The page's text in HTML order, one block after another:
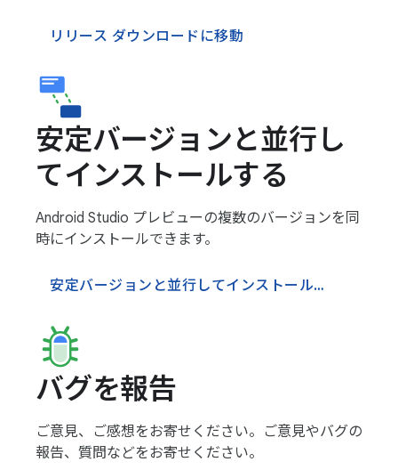
リリース ダウンロードに移動
安定バージョンと並行し
てインストールする
Android Studio プレビューの複数のバージョンを同
時にインストールできます。
安定バージョンと並行してインストールする
バグを報告
ご意見、ご感想をお寄せください。ご意見やバグの
報告、質問などをお寄せください。